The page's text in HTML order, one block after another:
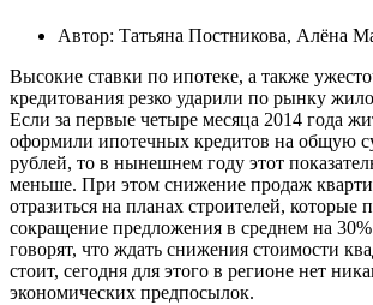
Автор: Татьяна Постникова, Алёна
Высокие ставки по ипотеке, а также
кредитования резко ударили по рынку
Если за первые четыре месяца 2014 года
оформили ипотечных кредитов на общую
рублей, то в нынешнем году этот
меньше. При этом снижение продаж
отразиться на планах строителей, которые
сокращение предложения в среднем на
говорят, что ждать снижения стоимости
стоит, сегодня для этого в регионе нет
экономических предпосылок.